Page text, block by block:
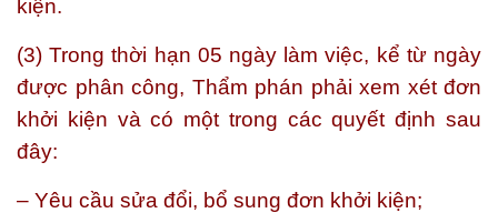
kiện.
(3) Trong thời hạn 05 ngày làm việc, kể từ ngày
được phân công, Thẩm phán phải xem xét đơn
khởi kiện và có một trong các quyết định sau
đây:
– Yêu cầu sửa đổi, bổ sung đơn khởi kiện;